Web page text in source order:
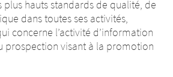
hauts standards de qualité, de
dans toutes ses activités,
concerne l’activité d’information
prospection visant à la promotion
TOURL
CONTINUE TOURL